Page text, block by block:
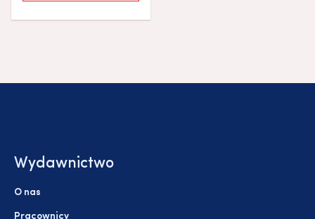
Wydawnictwo
O nas
Pracownicy